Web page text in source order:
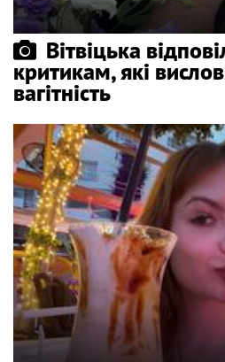
Вітвіцька
критикам, які
вагітність